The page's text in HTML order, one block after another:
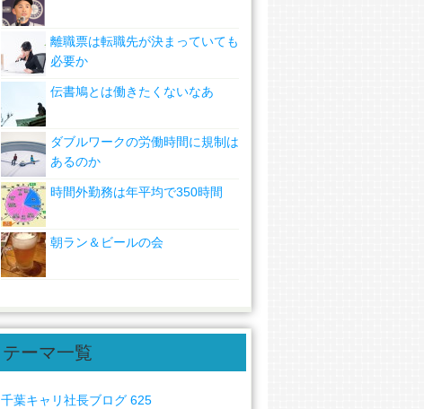
離職票は転職先が決まっていても
必要か
伝書鳩とは働きたくないなあ
ダブルワークの労働時間に規制は
あるのか
時間外勤務は年平均で350時間
朝ラン＆ビールの会
テーマ一覧
千葉キャリ社長ブログ 625